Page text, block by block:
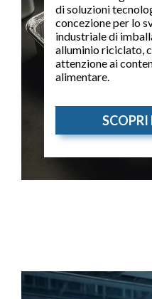
di soluzioni
concezione per lo
industriale di
alluminio riciclato,
attenzione ai
alimentare.
SCOPRI